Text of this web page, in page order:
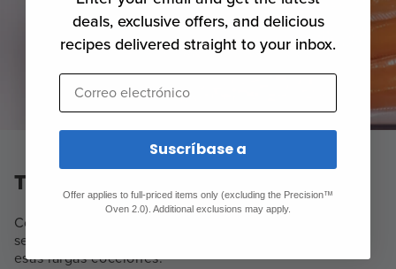
Tira tus trébedes.
Con su exclusiva base elevada de 3 mm, puede estar
seguro de que sus encimeras estarán a salvo durante
esas largas cocciones.
deals, exclusive offers, and delicious
recipes delivered straight to your inbox.
Correo electrónico
Suscríbase a
Offer applies to full-priced items only (excluding the Precision™
Oven 2.0). Additional exclusions may apply.